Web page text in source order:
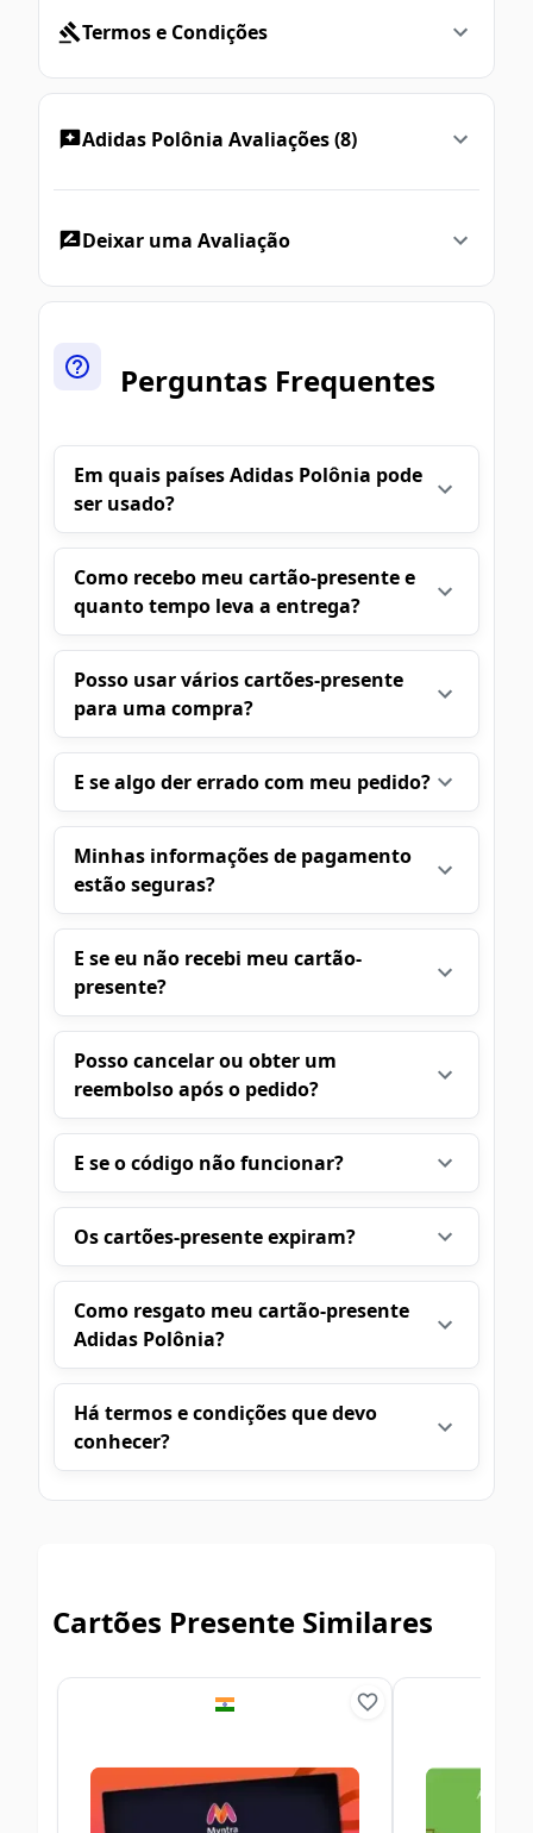
Termos e Condições
Adidas Polônia Avaliações (8)
Deixar uma Avaliação
Perguntas Frequentes
Em quais países Adidas Polônia pode
ser usado?
Como recebo meu cartão-presente e
quanto tempo leva a entrega?
Posso usar vários cartões-presente
para uma compra?
E se algo der errado com meu pedido?
Minhas informações de pagamento
estão seguras?
E se eu não recebi meu cartão-
presente?
Posso cancelar ou obter um
reembolso após o pedido?
E se o código não funcionar?
Os cartões-presente expiram?
Como resgato meu cartão-presente
Adidas Polônia?
Há termos e condições que devo
conhecer?
Cartões Presente Similares